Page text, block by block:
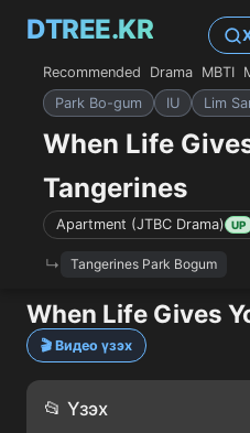
DTREE.KR
Recommended Drama MBTI
Park Bo-gum
IU Lim
When Life
Tangerines
Apartment (JTBC Drama) UP
Tangerines Park Bogum
When Life Gives
🎬 Видео үзэх
📂 Үзэх